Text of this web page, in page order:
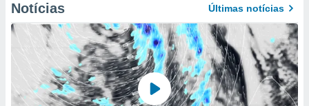
Notícias Últimas notícias